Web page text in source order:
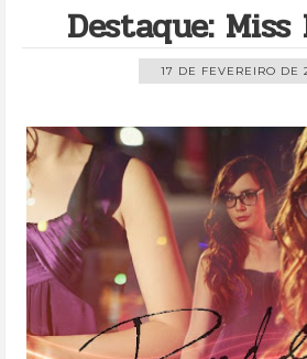
Destaque: Miss
17 DE FEVEREIRO DE